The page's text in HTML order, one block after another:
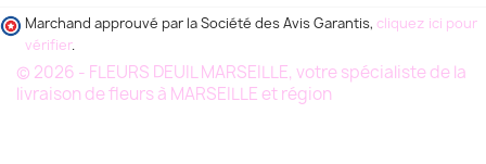
Marchand approuvé par la Société des Avis Garantis, cliquez ici pour
vérifier.
© 2026 - FLEURS DEUIL MARSEILLE, votre spécialiste de la
livraison de fleurs à MARSEILLE et région